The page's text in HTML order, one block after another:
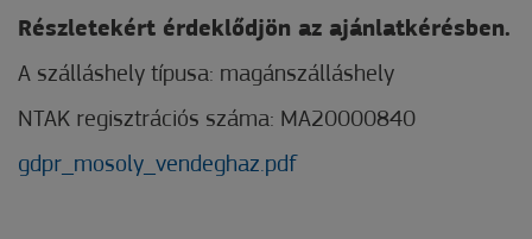
Részletekért érdeklődjön az ajánlatkérésben.
A szálláshely típusa: magánszálláshely
NTAK regisztrációs száma: MA20000840
gdpr_mosoly_vendeghaz.pdf